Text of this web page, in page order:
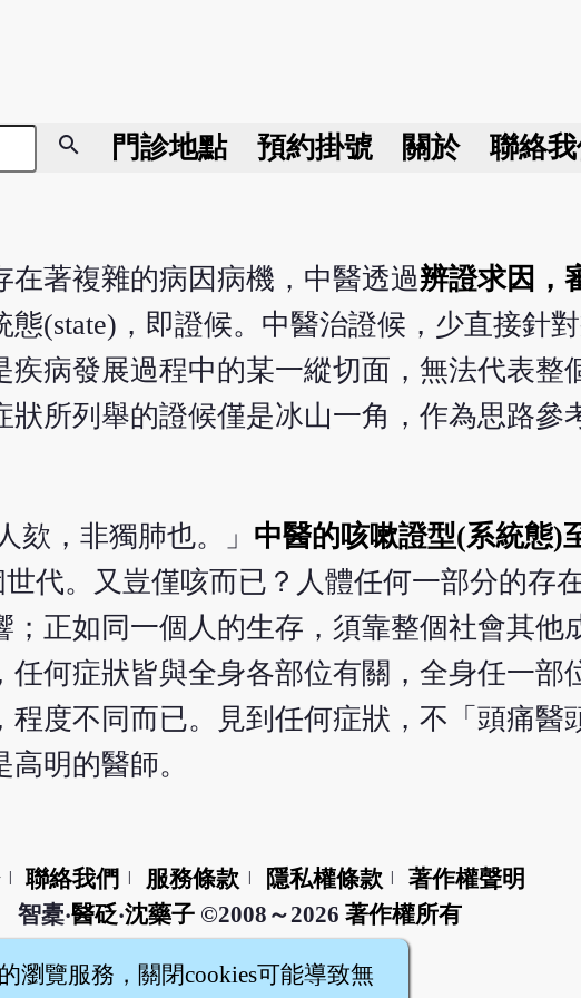
search 門診地點 預約掛號 關於 聯絡我
著複雜的病因病機，中醫透過辨證求因，
(state)，即證候。中醫治證候，少直接針
病發展過程中的某一縱切面，無法代表整
所列舉的證候僅是冰山一角，作為思路參
欬，非獨肺也。」 中醫的咳嗽證型(系統態)
代。又豈僅咳而已？人體任何一部分的存
正如同一個人的生存，須靠整個社會其他
何症狀皆與全身各部位有關，全身任一部
度不同而已。見到任何症狀，不「頭痛醫
明的醫師。
聯絡我們 服務條款 隱私權條款
著作權聲明
智橐‧醫砭‧沈藥子©2008～2026 著作權所有
瀏覽服務，關閉cookies可能導致無